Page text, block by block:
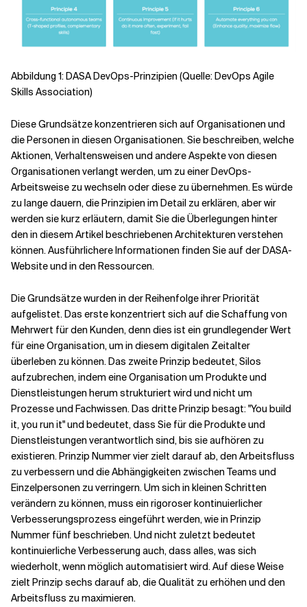
Abbildung 1: DASA DevOps-Prinzipien (Quelle: DevOps Agile
Skills Association)
Diese Grundsätze konzentrieren sich auf Organisationen und
die Personen in diesen Organisationen. Sie beschreiben, welche
Aktionen, Verhaltensweisen und andere Aspekte von diesen
Organisationen verlangt werden, um zu einer DevOps-
Arbeitsweise zu wechseln oder diese zu übernehmen. Es würde
zu lange dauern, die Prinzipien im Detail zu erklären, aber wir
werden sie kurz erläutern, damit Sie die Überlegungen hinter
den in diesem Artikel beschriebenen Architekturen verstehen
können. Ausführlichere Informationen finden Sie auf der DASA-
Website und in den Ressourcen.
Die Grundsätze wurden in der Reihenfolge ihrer Priorität
aufgelistet. Das erste konzentriert sich auf die Schaffung von
Mehrwert für den Kunden, denn dies ist ein grundlegender Wert
für eine Organisation, um in diesem digitalen Zeitalter
überleben zu können. Das zweite Prinzip bedeutet, Silos
aufzubrechen, indem eine Organisation um Produkte und
Dienstleistungen herum strukturiert wird und nicht um
Prozesse und Fachwissen. Das dritte Prinzip besagt: "You build
it, you run it" und bedeutet, dass Sie für die Produkte und
Dienstleistungen verantwortlich sind, bis sie aufhören zu
existieren. Prinzip Nummer vier zielt darauf ab, den Arbeitsfluss
zu verbessern und die Abhängigkeiten zwischen Teams und
Einzelpersonen zu verringern. Um sich in kleinen Schritten
verändern zu können, muss ein rigoroser kontinuierlicher
Verbesserungsprozess eingeführt werden, wie in Prinzip
Nummer fünf beschrieben. Und nicht zuletzt bedeutet
kontinuierliche Verbesserung auch, dass alles, was sich
wiederholt, wenn möglich automatisiert wird. Auf diese Weise
zielt Prinzip sechs darauf ab, die Qualität zu erhöhen und den
Arbeitsfluss zu maximieren.